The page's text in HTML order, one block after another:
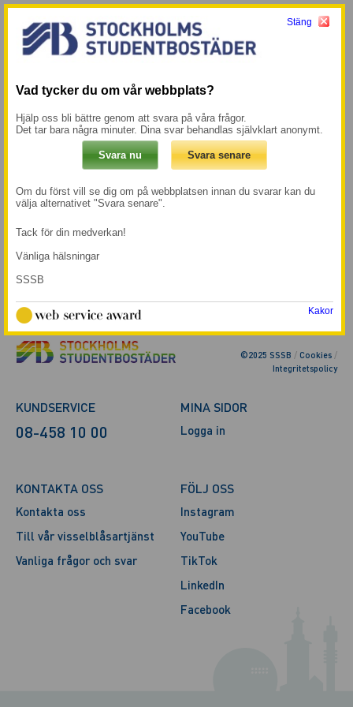
Mina sidor → Meny
Start /
Instruktion för nedladdning av efterfrågade
dokument
Instruktion för nedladdning av
efterfrågade dokument
dokument 2023-11-07
· Senast uppdaterad 2024-07-23
©2025 SSSB / Cookies /
Integritetspolicy
KUNDSERVICE
08-458 10 00
MINA SIDOR
Logga in
KONTAKTA OSS
Kontakta oss
Till vår visselblåsartjänst
Vanliga frågor och svar
FÖLJ OSS
Instagram
YouTube
TikTok
LinkedIn
Facebook
Stäng
Vad tycker du om vår webbplats?
Hjälp oss bli bättre genom att svara på våra frågor.
Det tar bara några minuter. Dina svar behandlas självklart anonymt.
Om du först vill se dig om på webbplatsen innan du svarar kan du
välja alternativet "Svara senare".
Tack för din medverkan!
Vänliga hälsningar
SSSB
Kakor